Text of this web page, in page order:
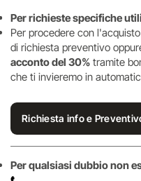
Per richieste specifiche
Per procedere con
di richiesta preventivo
acconto del 30% tramite
che ti invieremo in
Richiesta info e
Per qualsiasi dubbio non